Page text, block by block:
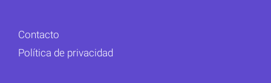
Contacto
Política de privacidad